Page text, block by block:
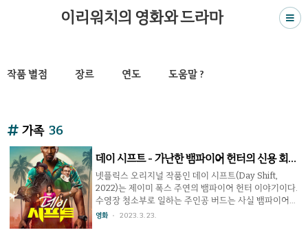
이리워치의 영화와 드라마
작품 별점 장르 연도 도움말 ?
가족 36
데이 시프트 - 가난한 뱀파이어 헌터의 신용 회복
여정
넷플릭스 오리지널 작품인 데이 시프트(Day Shift,
2022)는 제이미 폭스 주연의 뱀파이어 헌터 이야기이다.
수영장 청소부로 일하는 주인공 버드는 사실 뱀파이어
(흡혈귀)를 사냥하는 뱀파이어 헌터다. 직업의 특성상 속
영화 2023. 3. 23.